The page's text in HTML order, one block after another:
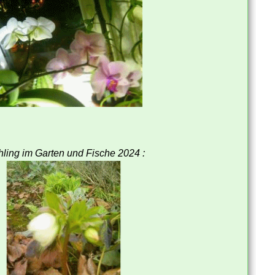
im Garten und Fische 2024 :